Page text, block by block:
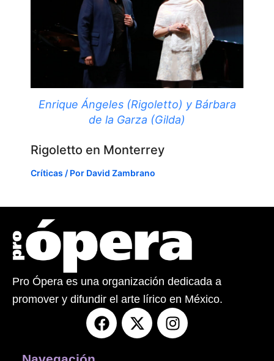
Enrique Ángeles (Rigoletto) y Bárbara
de la Garza (Gilda)
Rigoletto en Monterrey
Críticas / Por David Zambrano
Pro Ópera es una organización dedicada a
promover y difundir el arte lírico en México.
F
a
X
-
I
n